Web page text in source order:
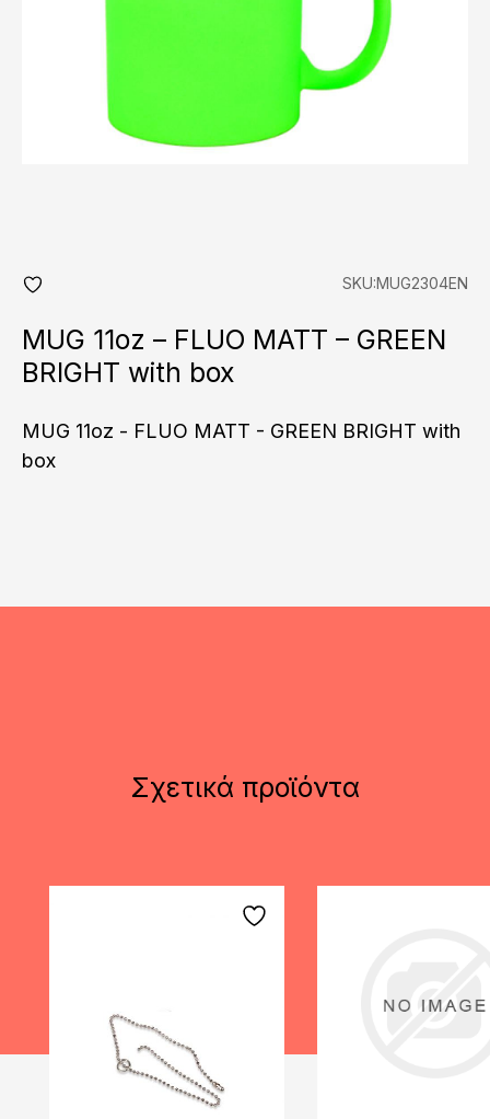
fav
SKU:MUG2304EN
MUG 11oz – FLUO MATT – GREEN
BRIGHT with box
MUG 11oz - FLUO MATT - GREEN BRIGHT with
box
Σχετικά προϊόντα